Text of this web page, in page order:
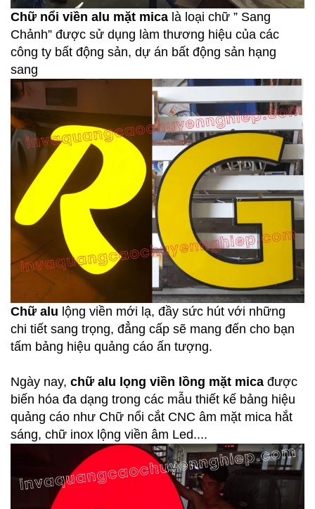
Chữ nổi viền alu mặt mica là loại chữ ” Sang
Chảnh” được sử dụng làm thương hiệu của các
công ty bất động sản, dự án bất động sản hạng
sang
Chữ alu lộng viền mới lạ, đầy sức hút với những
chi tiết sang trọng, đẳng cấp sẽ mang đến cho bạn
tấm bảng hiệu quảng cáo ấn tượng.
Ngày nay, chữ alu lọng viền lồng mặt mica được
biến hóa đa dạng trong các mẫu thiết kế bảng hiệu
quảng cáo như Chữ nổi cắt CNC âm mặt mica hắt
sáng, chữ inox lộng viền âm Led....